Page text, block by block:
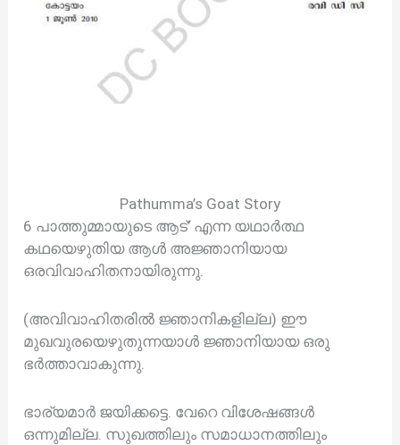
Pathumma’s Goat Story
6 പാത്തുമ്മായുടെ ആട്’ എന്ന യഥാർത്ഥ
കഥയെഴുതിയ ആൾ അജ്ഞാനിയായ
ഒരവിവാഹിതനായിരുന്നു.
(അവിവാഹിതരിൽ ജ്ഞാനികളില്ല) ഈ
മുഖവുരയെഴുതുന്നയാൾ ജ്ഞാനിയായ ഒരു
ഭർത്താവാകുന്നു.
ഭാര്യമാർ ജയിക്കട്ടെ. വേറെ വിശേഷങ്ങൾ
ഒന്നുമില്ല. സുഖത്തിലും സമാധാനത്തിലും